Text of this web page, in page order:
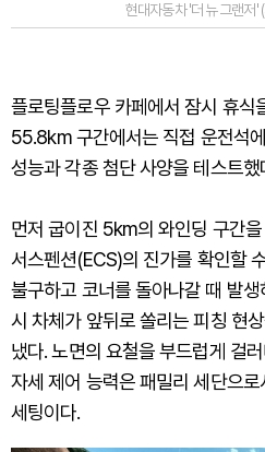
현대자동차 '더 뉴 그랜저'
플로팅플로우 카페에서 잠시 휴식
55.8km 구간에서는 직접 운전석
성능과 각종 첨단 사양을 테스트했
먼저 굽이진 5km의 와인딩 구간
서스펜션(ECS)의 진가를 확인할
불구하고 코너를 돌아나갈 때 발
시 차체가 앞뒤로 쏠리는 피칭 현
냈다. 노면의 요철을 부드럽게 걸
자세 제어 능력은 패밀리 세단으
세팅이다.